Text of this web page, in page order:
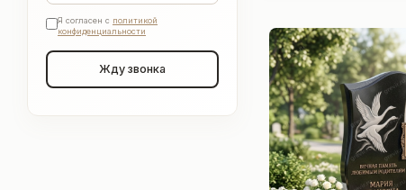
Я согласен с политикой
конфиденциальности
Жду звонка